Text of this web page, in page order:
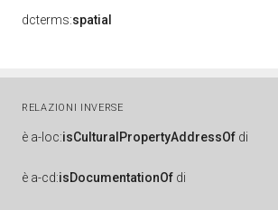
dcterms:spatial
RELAZIONI INVERSE
è a-loc:isCulturalPropertyAddressOf di
è a-cd:isDocumentationOf di